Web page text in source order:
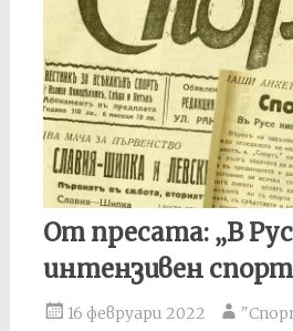
От пресата: „В
интензивен
16 февруари 2022